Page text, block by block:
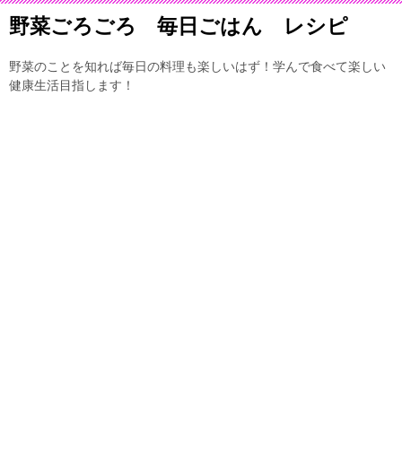
野菜ごろごろ 毎日ごはん レシピ
野菜のことを知れば毎日の料理も楽しいはず！学んで食べて楽しい
健康生活目指します！